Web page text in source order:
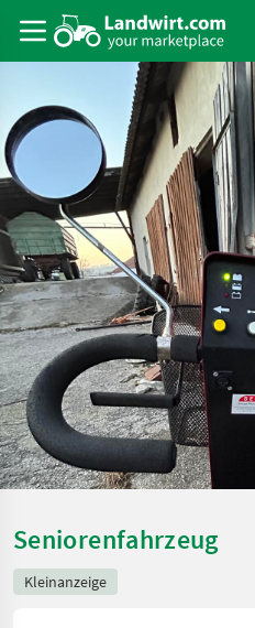
Seniorenfahrzeug
Kleinanzeige